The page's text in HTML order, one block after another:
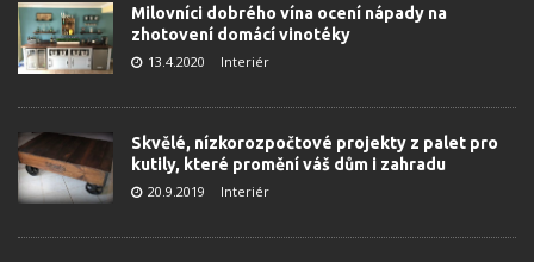
Milovníci dobrého vína ocení nápady na
zhotovení domácí vinotéky
13.4.2020 Interiér
Skvělé, nízkorozpočtové projekty z palet pro
kutily, které promění váš dům i zahradu
20.9.2019 Interiér